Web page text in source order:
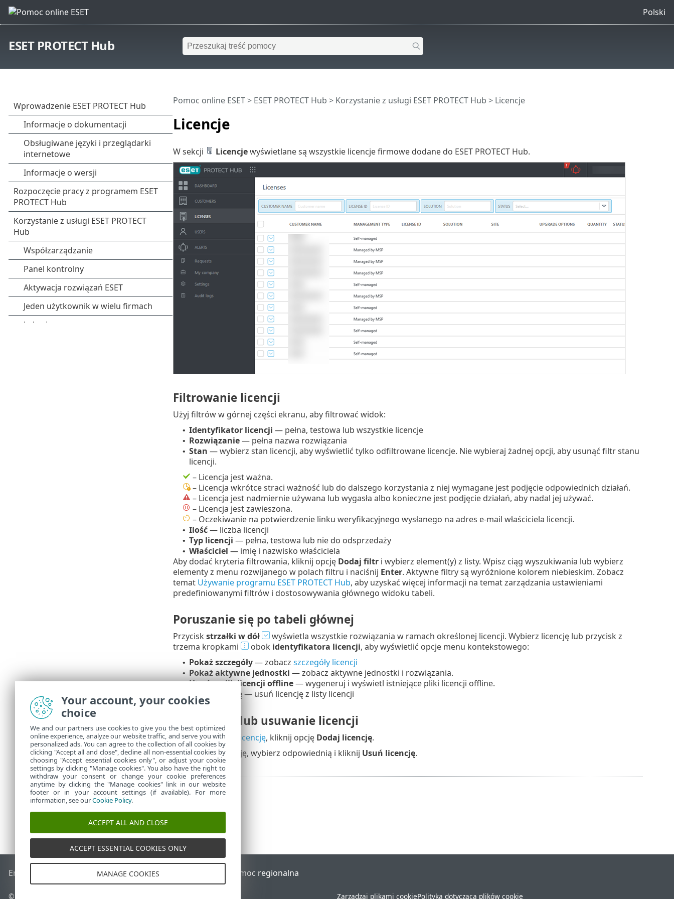
Polski
ESET PROTECT Hub
Licencje
Pomoc online ESET> ESET PROTECT Hub > Korzystanie z usługi ESET PROTECT Hub > Licencje
W sekcji Licencjewyświetlane są wszystkie licencje firmowe dodane do ESET PROTECT Hub.
Filtrowanie licencji
Użyj filtrów w górnej części ekranu, aby filtrować widok:
• Identyfikator licencji — pełna, testowa lub wszystkie licencje
• Rozwiązanie— pełna nazwa rozwiązania
• Stan — wybierz stan licencji, aby wyświetlić tylko odfiltrowane licencje. Nie wybieraj żadnej opcji, aby usunąć filtr stanu
licencji.
– Licencja jest ważna.
– Licencja wkrótce straci ważność lub do dalszego korzystania z niej wymagane jest podjęcie odpowiednich działań.
– Licencja jest nadmiernie używana lub wygasła albo konieczne jest podjęcie działań, aby nadal jej używać.
– Licencja jest zawieszona.
– Oczekiwanie na potwierdzenie linku weryfikacyjnego wysłanego na adres e-mail właściciela licencji.
• Ilość— liczba licencji
• Typ licencji — pełna, testowa lub nie do odsprzedaży
• Właściciel — imię i nazwisko właściciela
Aby dodać kryteria filtrowania, kliknij opcję Dodaj filtri wybierz element(y) z listy. Wpisz ciąg wyszukiwania lub wybierz
elementy z menu rozwijanego w polach filtru i naciśnij Enter. Aktywne filtry są wyróżnione kolorem niebieskim. Zobacz
temat Używanie programu ESET PROTECT Hub, aby uzyskać więcej informacji na temat zarządzania ustawieniami
predefiniowanymi filtrów i dostosowywania głównego widoku tabeli.
Poruszanie się po tabeli głównej
Przycisk strzałki w dół
wyświetla wszystkie rozwiązania w ramach określonej licencji. Wybierz licencję lub przycisk z
trzema kropkami
obok identyfikatora licencji, aby wyświetlić opcje menu kontekstowego:
• Pokaż szczegóły— zobacz szczegóły licencji
• Pokaż aktywne jednostki — zobacz aktywne jednostki i rozwiązania.
• Utwórz plik licencji offline— wygeneruj i wyświetl istniejące pliki licencji offline.
Usuń licencję— usuń licencję z listy licencji
Dodawanie lub usuwanie licencji
Abydodać nową licencję, kliknij opcję Dodaj licencję.
Aby usunąć licencję, wybierz odpowiednią i kliknij Usuń licencję.
End of Life Baza wiedzy ESETForum ESET Pomoc regionalna
© 1992 - 2026 ESET, spol. s r.o. – Wszelkie prawa zastrzeżone. Zarządzaj plikami cookiePolityka dotycząca plików cookie
Your account, your cookies
choice
We and our partners use cookies to give you the best optimized
online experience, analyze our website traffic, and serve you with
personalized ads. You can agree to the collection of all cookies by
clicking "Accept all and close", decline all non-essential cookies by
choosing "Accept essential cookies only", or adjust your cookie
settings by clicking "Manage cookies". You also have the right to
withdraw your consent or change your cookie preferences
anytime by clicking the "Manage cookies" link in our website
footer or in your account settings (if available). For more
information, see ourCookie Policy.
ACCEPT ALL AND CLOSE
ACCEPT ESSENTIAL COOKIES ONLY
MANAGE COOKIES